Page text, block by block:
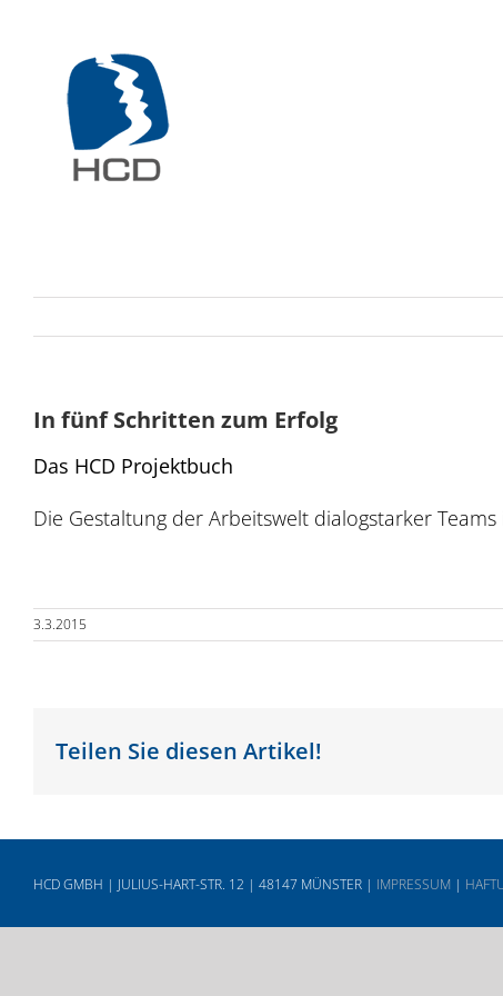
springen
In fünf Schritten zum Erfolg
Das HCD Projektbuch
Die Gestaltung der Arbeitswelt dialogstarker
3.3.2015
Teilen Sie diesen Artikel!
HCD GMBH | JULIUS-HART-STR. 12 | 48147 MÜNSTER | IMPRESSUM |